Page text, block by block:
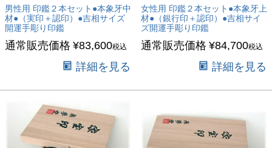
男性用 印鑑２本セット●本象牙中
材●（実印＋認印）●吉相サイズ
開運手彫り印鑑
通常販売価格 ¥83,600税込
詳細を見る
女性用 印鑑２本セット●本象牙上
材●（銀行印＋認印）●吉相サイ
ズ開運手彫り印鑑
通常販売価格 ¥84,700税込
詳細を見る